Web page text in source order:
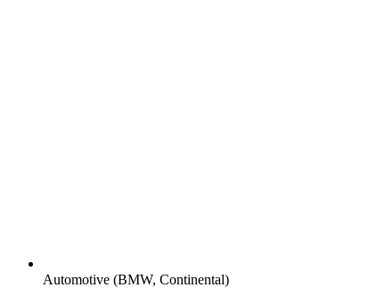
Automotive (BMW, Continental)